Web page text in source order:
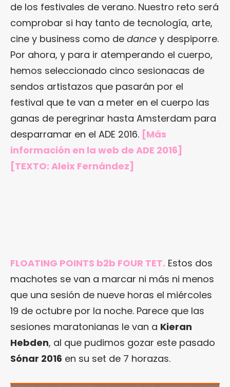
de los festivales de verano. Nuestro reto será
comprobar si hay tanto de tecnología, arte,
cine y business como de dance y despiporre.
Por ahora, y para ir atemperando el cuerpo,
hemos seleccionado cinco sesionacas de
sendos artistazos que pasarán por el
festival que te van a meter en el cuerpo las
ganas de peregrinar hasta Amsterdam para
desparramar en el ADE 2016. [Más
información en la web de ADE 2016]
[TEXTO: Aleix Fernández]
FLOATING POINTS b2b FOUR TET. Estos dos
machotes se van a marcar ni más ni menos
que una sesión de nueve horas el miércoles
19 de octubre por la noche. Parece que las
sesiones maratonianas le van a Kieran
Hebden, al que pudimos gozar este pasado
Sónar 2016 en su set de 7 horazas.